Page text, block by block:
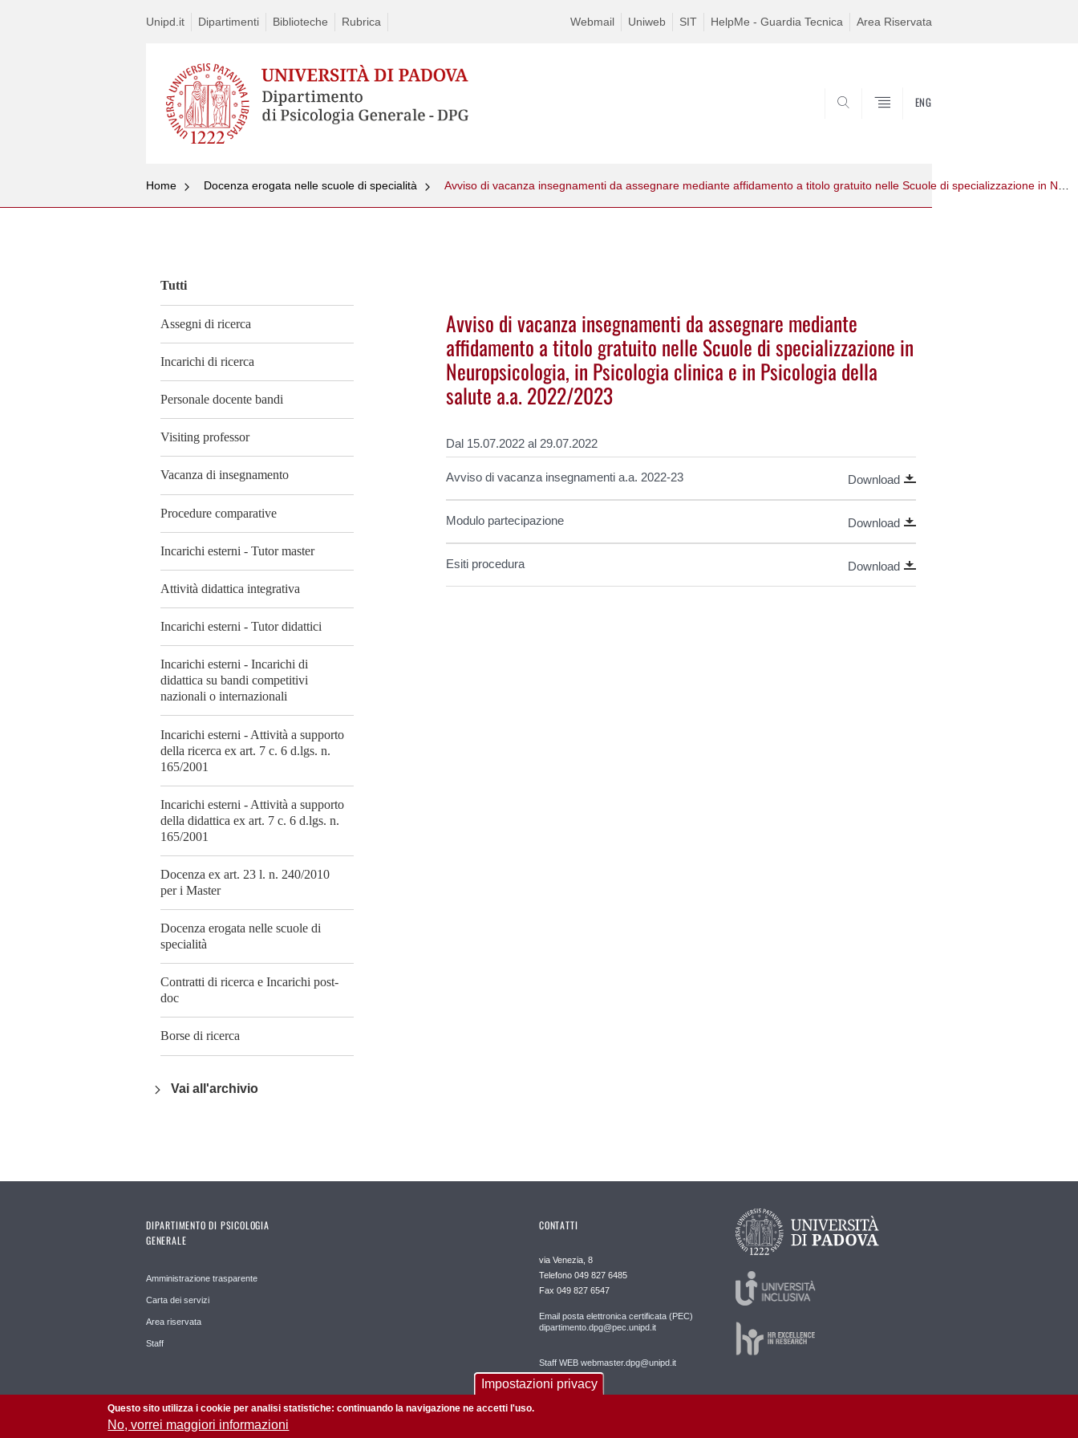
Unipd.it Dipartimenti Biblioteche Rubrica Webmail Uniweb SIT HelpMe - Guardia Tecnica Area Riservata
ENG
Home Docenza erogata nelle scuole di specialità Avviso di vacanza insegnamenti da assegnare mediante affidamento a titolo gratuito nelle Scuole di specializzazione in Neuropsicologia, in Psicologia clinica e in Psicologia della salute a.a. 2022/2023
Tutti
Assegni di ricerca
Incarichi di ricerca
Personale docente bandi
Visiting professor
Vacanza di insegnamento
Procedure comparative
Incarichi esterni - Tutor master
Attività didattica integrativa
Incarichi esterni - Tutor didattici
Incarichi esterni - Incarichi di
didattica su bandi competitivi
nazionali o internazionali
Incarichi esterni - Attività a supporto
della ricerca ex art. 7 c. 6 d.lgs. n.
165/2001
Incarichi esterni - Attività a supporto
della didattica ex art. 7 c. 6 d.lgs. n.
165/2001
Docenza ex art. 23 l. n. 240/2010
per i Master
Docenza erogata nelle scuole di
specialità
Contratti di ricerca e Incarichi post-
doc
Borse di ricerca
Vai all'archivio
Avviso di vacanza insegnamenti da assegnare mediante
affidamento a titolo gratuito nelle Scuole di specializzazione in
Neuropsicologia, in Psicologia clinica e in Psicologia della
salute a.a. 2022/2023
Dal 15.07.2022 al 29.07.2022
Avviso di vacanza insegnamenti a.a. 2022-23 Download
Modulo partecipazione Download
Esiti procedura Download
DIPARTIMENTO DI PSICOLOGIA
GENERALE
Amministrazione trasparente
Carta dei servizi
Area riservata
Staff
CONTATTI
via Venezia, 8
Telefono 049 827 6485
Fax 049 827 6547
Email posta elettronica certificata (PEC)
dipartimento.dpg@pec.unipd.it
Staff WEB webmaster.dpg@unipd.it
Impostazioni privacy
Questo sito utilizza i cookie per analisi statistiche: continuando la navigazione ne accetti l'uso.
No, vorrei maggiori informazioni